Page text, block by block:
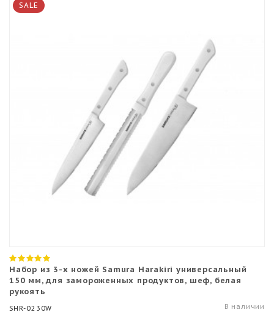
SALE
Набор из 3-х ножей Samura Harakiri универсальный
150 мм, для замороженных продуктов, шеф, белая
рукоять
SHR-0230W В наличии